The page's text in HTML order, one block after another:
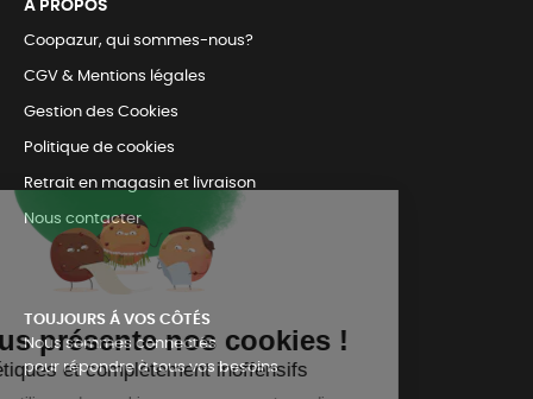
Á PROPOS
Coopazur, qui sommes-nous?
CGV & Mentions légales
Gestion des Cookies
Politique de cookies
Retrait en magasin et livraison
Nous contacter
TOUJOURS Á VOS CÔTÉS
Nous sommes connectés
pour répondre à tous vos besoins